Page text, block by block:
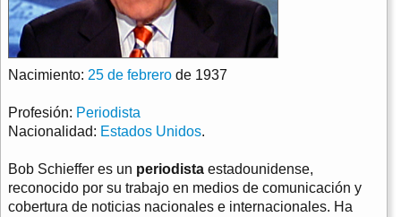
Nacimiento: 25 de febrero de 1937
Profesión: Periodista
Nacionalidad: Estados Unidos.
Bob Schieffer es un periodista estadounidense,
reconocido por su trabajo en medios de comunicación y
cobertura de noticias nacionales e internacionales. Ha